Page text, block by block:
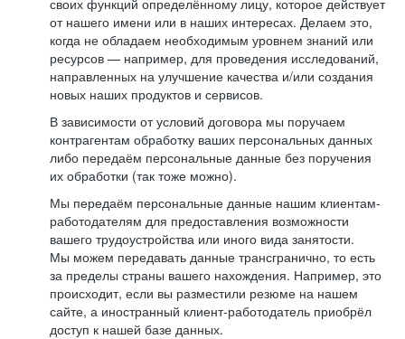
своих функций определённому лицу, которое действует
от нашего имени или в наших интересах. Делаем это,
когда не обладаем необходимым уровнем знаний или
ресурсов — например, для проведения исследований,
направленных на улучшение качества и/или создания
новых наших продуктов и сервисов.
В зависимости от условий договора мы поручаем
контрагентам обработку ваших персональных данных
либо передаём персональные данные без поручения
их обработки (так тоже можно).
Мы передаём персональные данные нашим клиентам-
работодателям для предоставления возможности
вашего трудоустройства или иного вида занятости.
Мы можем передавать данные трансгранично, то есть
за пределы страны вашего нахождения. Например, это
происходит, если вы разместили резюме на нашем
сайте, а иностранный клиент-работодатель приобрёл
доступ к нашей базе данных.